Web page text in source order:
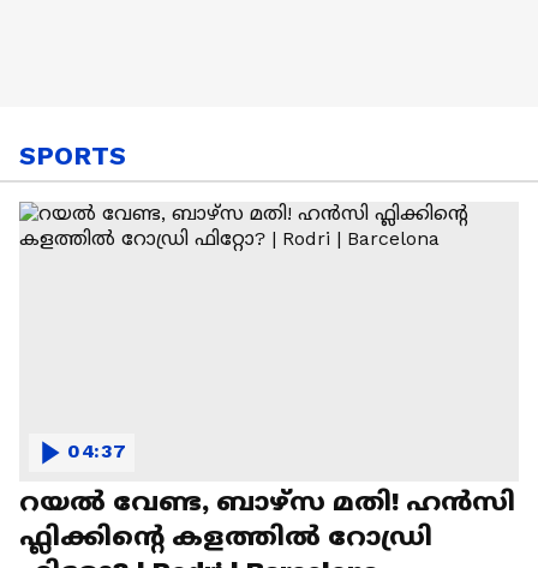
SPORTS
റയല്‍ വേണ്ട, ബാഴ്‌സ മതി! ഹൻസി
ഫ്ലിക്കിന്റെ കളത്തില്‍ റോഡ്രി
04:37